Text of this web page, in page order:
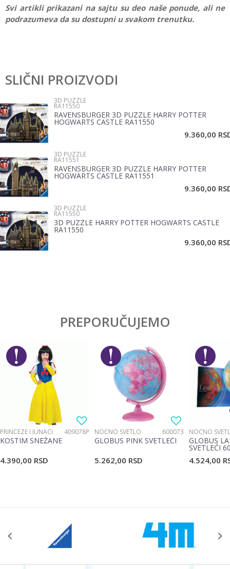
Svi artikli prikazani na sajtu su deo naše ponude, ali ne
podrazumeva da su dostupni u svakom trenutku.
Brend
Pol
Ime/Nadimak
Email
Poruka
SLIČNI PROIZVODI
3D PUZZLE
RA11550
RAVENSBURGER 3D PUZZLE HARRY POTTER
HOGWARTS CASTLE RA11550
9.360,00
3D PUZZLE
RA11551
RAVENSBURGER 3D PUZZLE HARRY POTTER
HOGWARTS CASTLE RA11551
9.360,00
3D PUZZLE
RA11550
3D PUZZLE HARRY POTTER HOGWARTS CASTLE
RA11550
9.360,00
PREPORUČUJEMO
PRINCEZE I JUNACI 409078P
KOSTIM SNEŽANE
4.390,00 RSD
NOĆNO SVETLO 600073
GLOBUS PINK SVETLEĆI
5.262,00 RSD
NOĆNO
GLOBUS
SVETLEĆI
4.524,00